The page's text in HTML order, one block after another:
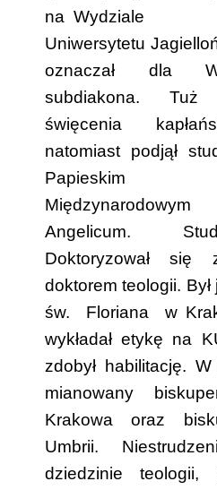
na Wydziale
Uniwersytetu
oznaczał dla
subdiakona. Tuż
święcenia
natomiast podjął
Papieskim
Angelicum.
Doktoryzował się
doktorem teologii.
św. Floriana w..
wykładał etykę na
zdobył habilitację. W..
mianowany
Krakowa oraz
Umbrii.
dziedzinie teologii,